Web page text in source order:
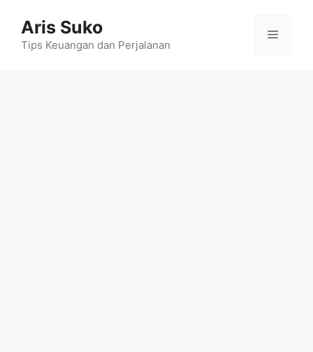
content
Aris Suko
Tips Keuangan dan Perjalanan
Menu